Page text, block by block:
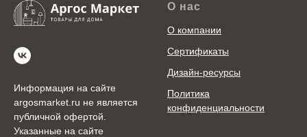
Информация на сайте
argosmarket.ru не является
публичной офертой.
Указанные на сайте
О нас
О компании
Сертификаты
Дизайн-ресурсы
Политика
конфиденциальности